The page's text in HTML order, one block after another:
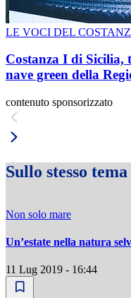
LE VOCI DEL
Costanza I di Sicilia,
nave green della
contenuto sponsorizzato
Sullo stesso tema
Non solo mare
Un’estate nella natura
11 Lug 2019 - 16:44